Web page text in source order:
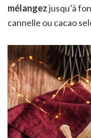
mélangezjusqu’à
cannelle ou cacao